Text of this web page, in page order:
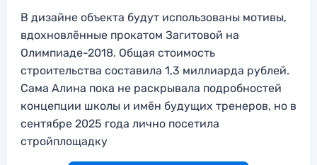
В дизайне объекта будут использованы мотивы,
вдохновлённые прокатом Загитовой на
Олимпиаде-2018. Общая стоимость
строительства составила 1,3 миллиарда рублей.
Сама Алина пока не раскрывала подробностей
концепции школы и имён будущих тренеров, но в
сентябре 2025 года лично посетила
стройплощадку